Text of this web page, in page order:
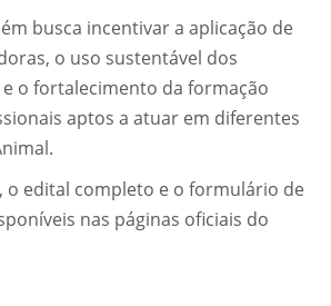
busca incentivar a aplicação de
o uso sustentável dos
o fortalecimento da formação
aptos a atuar em diferentes
o edital completo e o formulário de
nas páginas oficiais do